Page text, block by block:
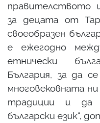
правителството
за децата от
своеобразен
е ежегодно
етнически
България, за да
многовековната
традиции и да
български език“,